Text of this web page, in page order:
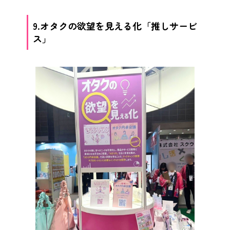
9.オタクの欲望を見える化「推しサービ
ス」